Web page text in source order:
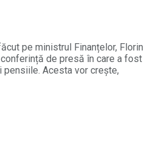
pe ministrul Finanțelor, Florin
de presă în care a fost
Acesta vor crește,